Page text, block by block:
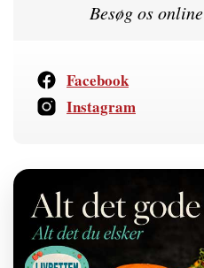
Besøg os online
Facebook
Instagram